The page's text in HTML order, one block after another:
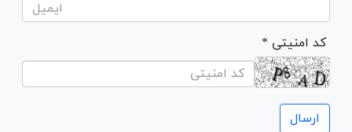
* کد امنیتی